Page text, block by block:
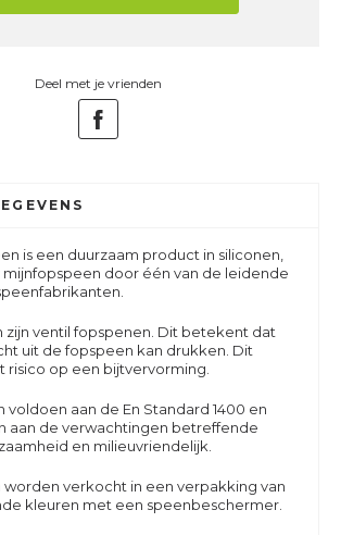
Deel met je vrienden
is een duurzaam product in siliconen,
door één van de leidende
zijn ventil fopspenen. Dit betekent dat
uit de fopspeen kan drukken. Dit
risico op een bijtvervorming.
voldoen aan de En Standard 1400 en
aan de verwachtingen betreffende
en milieuvriendelijk.
verkocht in een verpakking van
kleuren met een speenbeschermer.